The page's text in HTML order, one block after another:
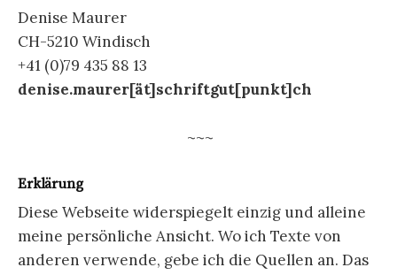
Denise Maurer
CH-5210 Windisch
+41 (0)79 435 88 13
denise.maurer[ät]schriftgut[punkt]ch
~~~
Erklärung
Diese Webseite widerspiegelt einzig und alleine
meine persönliche Ansicht. Wo ich Texte von
anderen verwende, gebe ich die Quellen an. Das